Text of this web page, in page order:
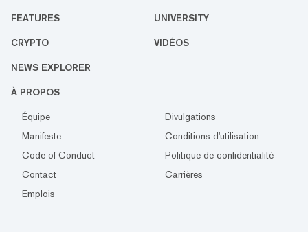
FEATURES UNIVERSITY
CRYPTO VIDÉOS
NEWS EXPLORER
À PROPOS
Équipe
Divulgations
Manifeste
Conditions d'utilisation
Code of Conduct
Politique de confidentialité
Contact
Carrières
Emplois